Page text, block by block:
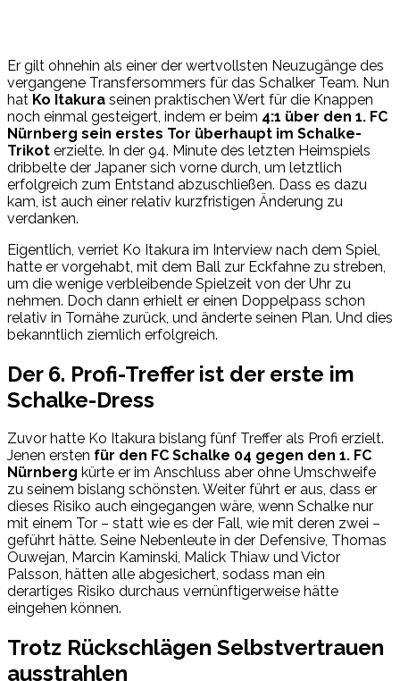
Er gilt ohnehin als einer der wertvollsten Neuzugänge des
vergangene Transfersommers für das Schalker Team. Nun
hat Ko Itakura seinen praktischen Wert für die Knappen
noch einmal gesteigert, indem er beim 4:1 über den 1. FC
Nürnberg sein erstes Tor überhaupt im Schalke-
Trikot erzielte. In der 94. Minute des letzten Heimspiels
dribbelte der Japaner sich vorne durch, um letztlich
erfolgreich zum Entstand abzuschließen. Dass es dazu
kam, ist auch einer relativ kurzfristigen Änderung zu
verdanken.
Eigentlich, verriet Ko Itakura im Interview nach dem Spiel,
hatte er vorgehabt, mit dem Ball zur Eckfahne zu streben,
um die wenige verbleibende Spielzeit von der Uhr zu
nehmen. Doch dann erhielt er einen Doppelpass schon
relativ in Tornähe zurück, und änderte seinen Plan. Und dies
bekanntlich ziemlich erfolgreich.
Der 6. Profi-Treffer ist der erste im
Schalke-Dress
Zuvor hatte Ko Itakura bislang fünf Treffer als Profi erzielt.
Jenen ersten für den FC Schalke 04 gegen den 1. FC
Nürnberg kürte er im Anschluss aber ohne Umschweife
zu seinem bislang schönsten. Weiter führt er aus, dass er
dieses Risiko auch eingegangen wäre, wenn Schalke nur
mit einem Tor – statt wie es der Fall, wie mit deren zwei –
geführt hätte. Seine Nebenleute in der Defensive, Thomas
Ouwejan, Marcin Kaminski, Malick Thiaw und Victor
Palsson, hätten alle abgesichert, sodass man ein
derartiges Risiko durchaus vernünftigerweise hätte
eingehen können.
Trotz Rückschlägen Selbstvertrauen
ausstrahlen